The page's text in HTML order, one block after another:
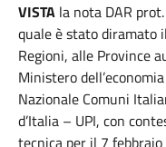
VISTA la nota DAR
quale è stato diramato
Regioni, alle Province
Ministero
Nazionale Comuni
d’Italia – UPI, con
tecnica per il 7